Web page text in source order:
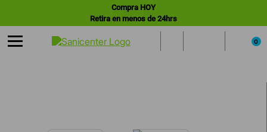
Compra HOY
Retira en menos de 24hrs
0